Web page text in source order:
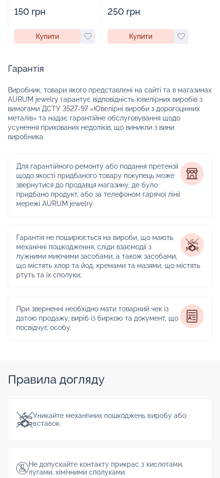
150 грн
Купити
250 грн
Купити
Гарантія
Виробник, товари якого представлені на сайті та в магазинах
AURUM jewelry гарантує відповідність ювелірних виробів з
вимогами ДСТУ 3527-97 «Ювелірні вироби з дорогоцінних
металів» та надає гарантійне обслуговування щодо
усунення прихованих недоліків, що виникли з вини
виробника.
Для гарантійного ремонту або подання претензії
щодо якості придбаного товару покупець може
звернутися до продавця магазину, де було
придбано продукт, або за телефоном гарячої лінії
мережі AURUM jewelry.
Гарантія не поширюється на вироби, що мають
механічні пошкодження, сліди взаємодії з
лужними миючими засобами, а також засобами,
що містять хлор та йод, кремами та мазями, що містять
ртуть та їх сполуки;
При зверненні необхідно мати товарний чек із
датою продажу, виріб із биркою та документ, що
посвідчує особу.
Правила догляду
Уникайте механічних пошкоджень виробу або
вставок.
Не допускайте контакту прикрас з кислотами,
лугами, хімічними сполуками.